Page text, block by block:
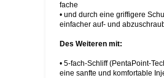
fache
• und durch eine griffigere
einfacher auf- und
Des Weiteren mit:
• 5-fach-Schliff (PentaPoint-
eine sanfte und komfortable